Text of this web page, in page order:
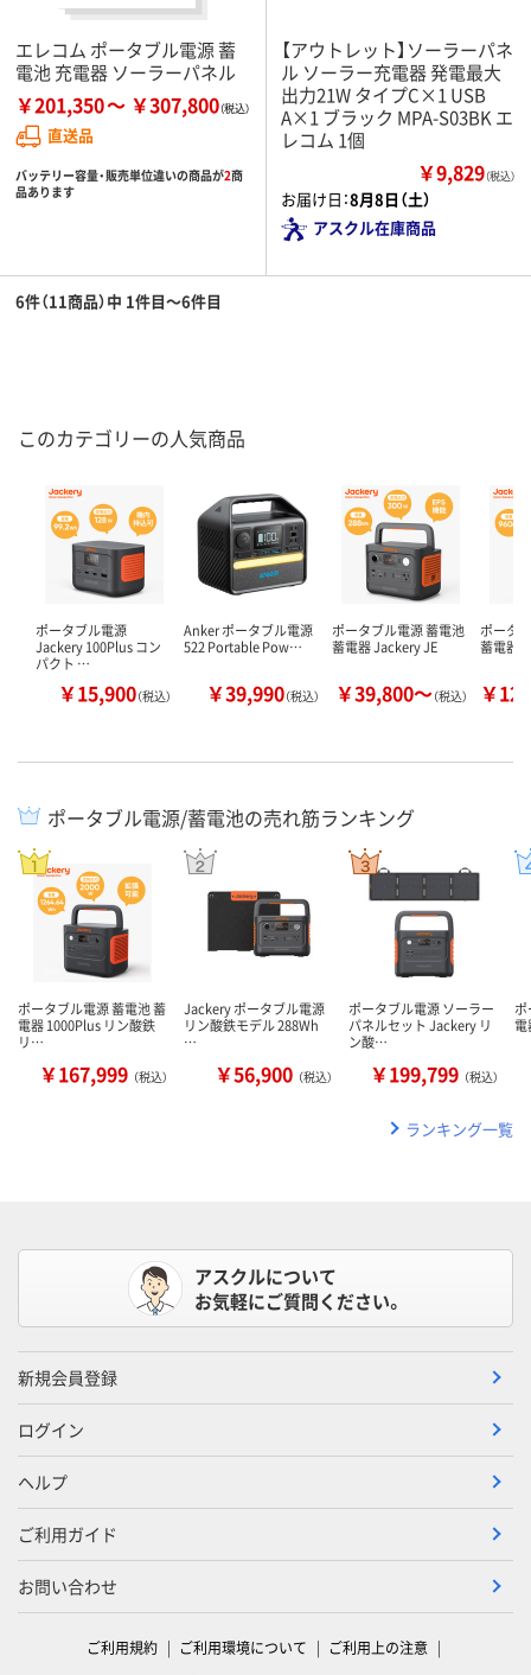
エレコム ポータブル電源 蓄
電池 充電器 ソーラーパネル
￥201,350 ￥307,800
直送品
バッテリー容量・販売単位違いの商品が2商
品あります
【アウトレット】ソーラーパネ
ル ソーラー充電器 発電最大
出力21W タイプC×1 USB
A×1 ブラック MPA-S03BK エ
レコム 1個
￥9,829（税込）
お届け日：8月8日（土）
アスクル在庫商品
6件（11商品）中 1件目～6件目
このカテゴリーの人気商品
ポータブル電源
Jackery 100Plus コン
パクト …
￥15,900（税込）
Anker ポータブル電源
522 Portable Pow…
￥39,990（税込）
ポータブル電源 蓄電池
蓄電器 Jackery JE
￥39,800～（税込）
ポータ
蓄電器
￥
ポータブル電源/蓄電池の売れ筋ランキング
ポータブル電源 蓄電池 蓄
電器 1000Plus リン酸鉄
リ…
￥167,999 （税込）
Jackery ポータブル電源
リン酸鉄モデル 288Wh
…
￥56,900 （税込）
ポータブル電源 ソーラー
パネルセット Jackery リ
ン酸…
￥199,799 （税込）
ポ
ランキング一覧
アスクルについて
お気軽にご質問ください。
新規会員登録
ログイン
ヘルプ
ご利用ガイド
お問い合わせ
ご利用規約 ご利用環境について
ご利用上の注意